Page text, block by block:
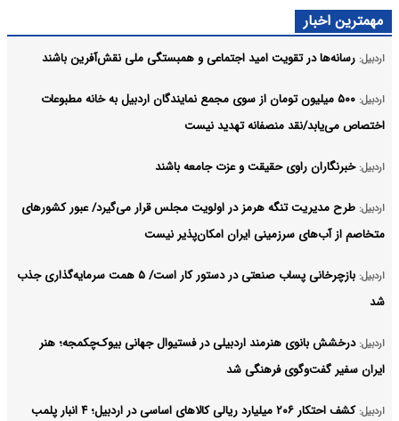
مهمترین اخبار
اردبیل: رسانه‌ها در تقویت امید اجتماعی و همبستگی ملی نقش‌آفرین باشند
اردبیل:
۵۰۰ میلیون تومان از سوی مجمع نمایندگان اردبیل به خانه مطبوعات
اختصاص می‌یابد/نقد منصفانه تهدید نیست
اردبیل: خبرنگاران راوی حقیقت و عزت جامعه باشند
اردبیل: طرح مدیریت تنگه هرمز در اولویت مجلس قرار می‌گیرد/ عبور کشورهای
متخاصم از آب‌های سرزمینی ایران امکان‌پذیر نیست
اردبیل:
بازچرخانی پساب صنعتی در دستور کار است/ ۵ همت سرمایه‌گذاری جذب
شد
اردبیل: درخشش بانوی هنرمند اردبیلی در فستیوال جهانی بیوک‌چکمجه؛ هنر
ایران سفیر گفت‌وگوی فرهنگی شد
اردبیل:
کشف احتکار ۲۰۶ میلیارد ریالی کالاهای اساسی در اردبیل؛ ۴ انبار پلمب